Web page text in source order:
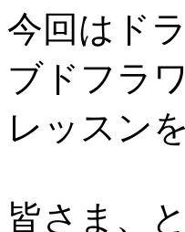
今回はド
ブドフラ
レッスン
皆さま、